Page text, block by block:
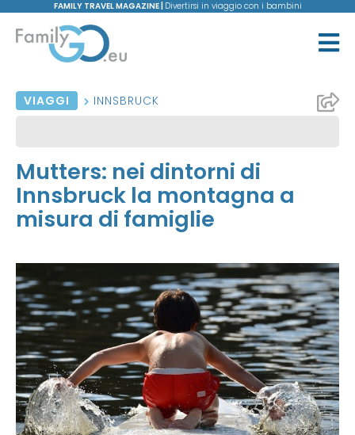
FAMILY TRAVEL MAGAZINE | Divertirsi in viaggio con i bambini
VIAGGI INNSBRUCK
Mutters: nei dintorni di
Innsbruck la montagna a
misura di famiglie